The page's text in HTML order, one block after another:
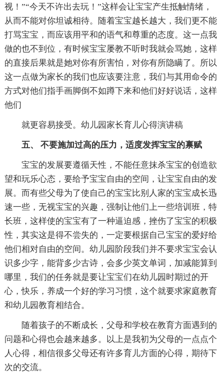
视！”“今天不许出去玩！”这样会让宝宝产生抵触情绪，
从而不能对你坦诚相待。随着宝宝越长越大，我们更不能
打骂宝宝，而应该用平和的语气和尊重的态度。这一点我
做的也不到位，有时候宝宝屡教不听时我就会骂她，这样
的直接后果就是她对你有所害怕，对你有所隐瞒了。所以
这一点做为家长的我们也应该要注意，我们与其用命令的
方式对他们指手画脚倒不如蹲下来和他们好好说话，这样
他们
就更容易接受。幼儿园家长育儿心得演讲稿
五、 不要施加过高的压力，适度发挥宝宝的禀赋
宝宝的发展要遵循天性，不能任意抹杀宝宝的创造欲
望和玩乐心态，要给予宝宝自由的空间，让宝宝自由的发
展。而有些父母为了使自己的宝宝比别人家的宝宝成长迅
速一些，无视宝宝的兴趣，强制让他们上一些培训班，特
长班，这样使的宝宝有了一种逼迫感，挫伤了宝宝的积极
性，其实这是得不尝失的，一定要根据自己宝宝的爱好给
他们相对自由的空间。幼儿园阶段我们并不要求宝宝会认
识多少字，能背多少古诗，会多少英文单词，加减能算到
哪里，我们的任务就是要让宝宝们在幼儿园时期过的开
心，快乐，养成一个好的学习习惯，这个就要求家庭教育
和幼儿园教育相结合。
随着孩子的不断成长，父母和学校在教育方面遇到的
问题和心得也会越来越多。以上是我初为父母的一点点个
人心得，相信很多父母还有许多育儿方面的心得，期待下
次的交流。